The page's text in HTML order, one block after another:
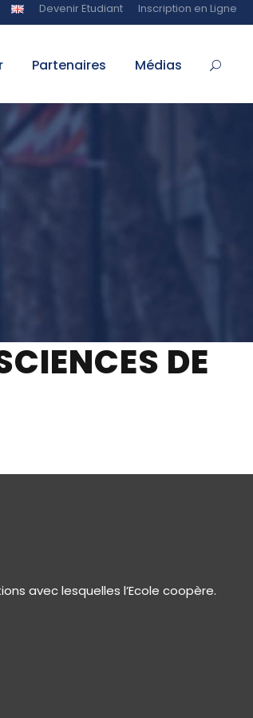
Devenir Etudiant Inscription en Ligne
Partenaires Médias
DE
avec lesquelles l’Ecole coopère.